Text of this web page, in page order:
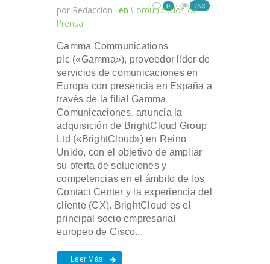
por Redacción en Comunicados de
Prensa
0 768
Gamma Communications
plc («Gamma»), proveedor líder de
servicios de comunicaciones en
Europa con presencia en España a
través de la filial Gamma
Comunicaciones, anuncia la
adquisición de BrightCloud Group
Ltd («BrightCloud») en Reino
Unido, con el objetivo de ampliar
su oferta de soluciones y
competencias en el ámbito de los
Contact Center y la experiencia del
cliente (CX). BrightCloud es el
principal socio empresarial
europeo de Cisco...
Leer Más